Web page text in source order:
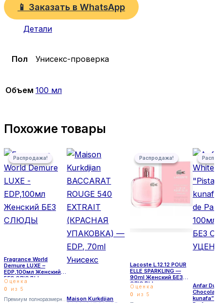
📱 Заказать в WhatsApp
Детали
Пол Унисекс-проверка
Объем 100 мл
Похожие товары
Распродажа!
Распродажа!
Fragrance World
Demure LUXE –
EDP,100мл Женский
БЕЗ СЛЮДЫ
Оценка
0
из 5
Первоначальная цена составляла 5 500,00 ₽.
Текущая цена: 5 300,00 ₽.
Maison Kurkdjian
Распродажа!
Распродажа!
Lacoste L.12.12 POUR
ELLE SPARKLING —
90ml Женский БЕЗ
СЛЮДЫ
Оценка
0
из 5
Первоначальная цена
Текущая цена: 5 300,00 ₽.
Anfar
kunafa”-